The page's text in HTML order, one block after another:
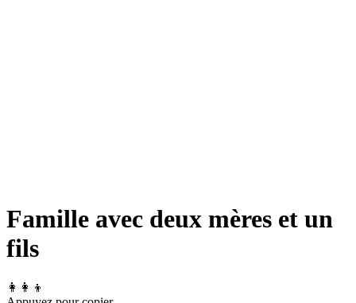
Famille avec deux mères et un
fils
👩‍👩‍👦